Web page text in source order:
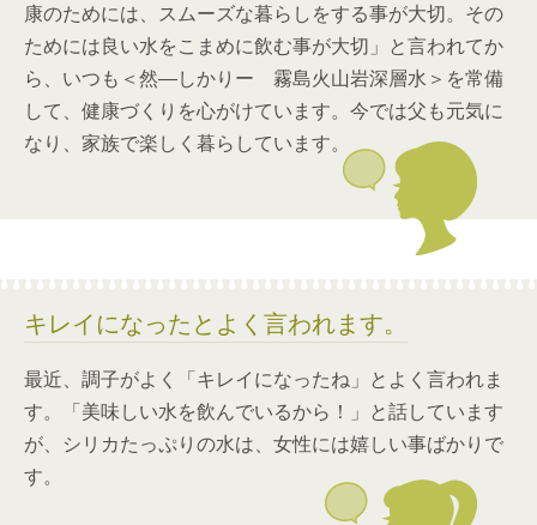
康のためには、スムーズな暮らしをする事が大切。その
ためには良い水をこまめに飲む事が大切」と言われてか
ら、いつも＜然―しかりー 霧島火山岩深層水＞を常備
して、健康づくりを心がけています。今では父も元気に
なり、家族で楽しく暮らしています。
キレイになったとよく言われます。
最近、調子がよく「キレイになったね」とよく言われま
す。「美味しい水を飲んでいるから！」と話しています
が、シリカたっぷりの水は、女性には嬉しい事ばかりで
す。